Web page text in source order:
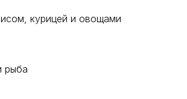
курицей и овощами
рыба